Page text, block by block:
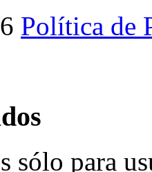
Política de
sólo para